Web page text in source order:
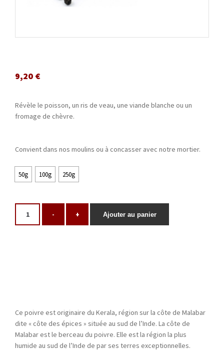
9,20 €
Révèle le poisson, un ris de veau, une viande blanche ou un
fromage de chèvre.
Convient dans nos moulins ou à concasser avec notre mortier.
50g 100g 250g
- + Ajouter au panier
Ce poivre est originaire du Kerala, région sur la côte de Malabar
dite « côte des épices » située au sud de l’Inde. La côte de
Malabar est le berceau du poivre. Elle est la région la plus
humide au sud de l’Inde de par ses terres exceptionnelles.